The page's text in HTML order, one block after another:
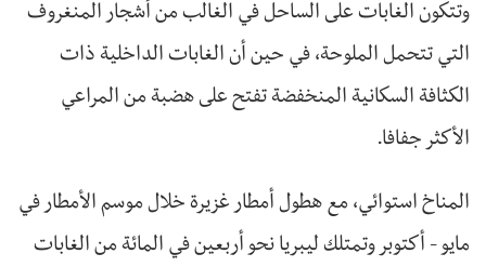
وتتكون الغابات على الساحل في الغالب من أشجار المنغروف
التي تتحمل الملوحة، في حين أن الغابات الداخلية ذات
الكثافة السكانية المنخفضة تفتح على هضبة من المراعي
الأكثر جفافا.
المناخ استوائي، مع هطول أمطار غزيرة خلال موسم الأمطار في
مايو - أكتوبر وتمتلك ليبريا نحو أربعين في المائة من الغابات